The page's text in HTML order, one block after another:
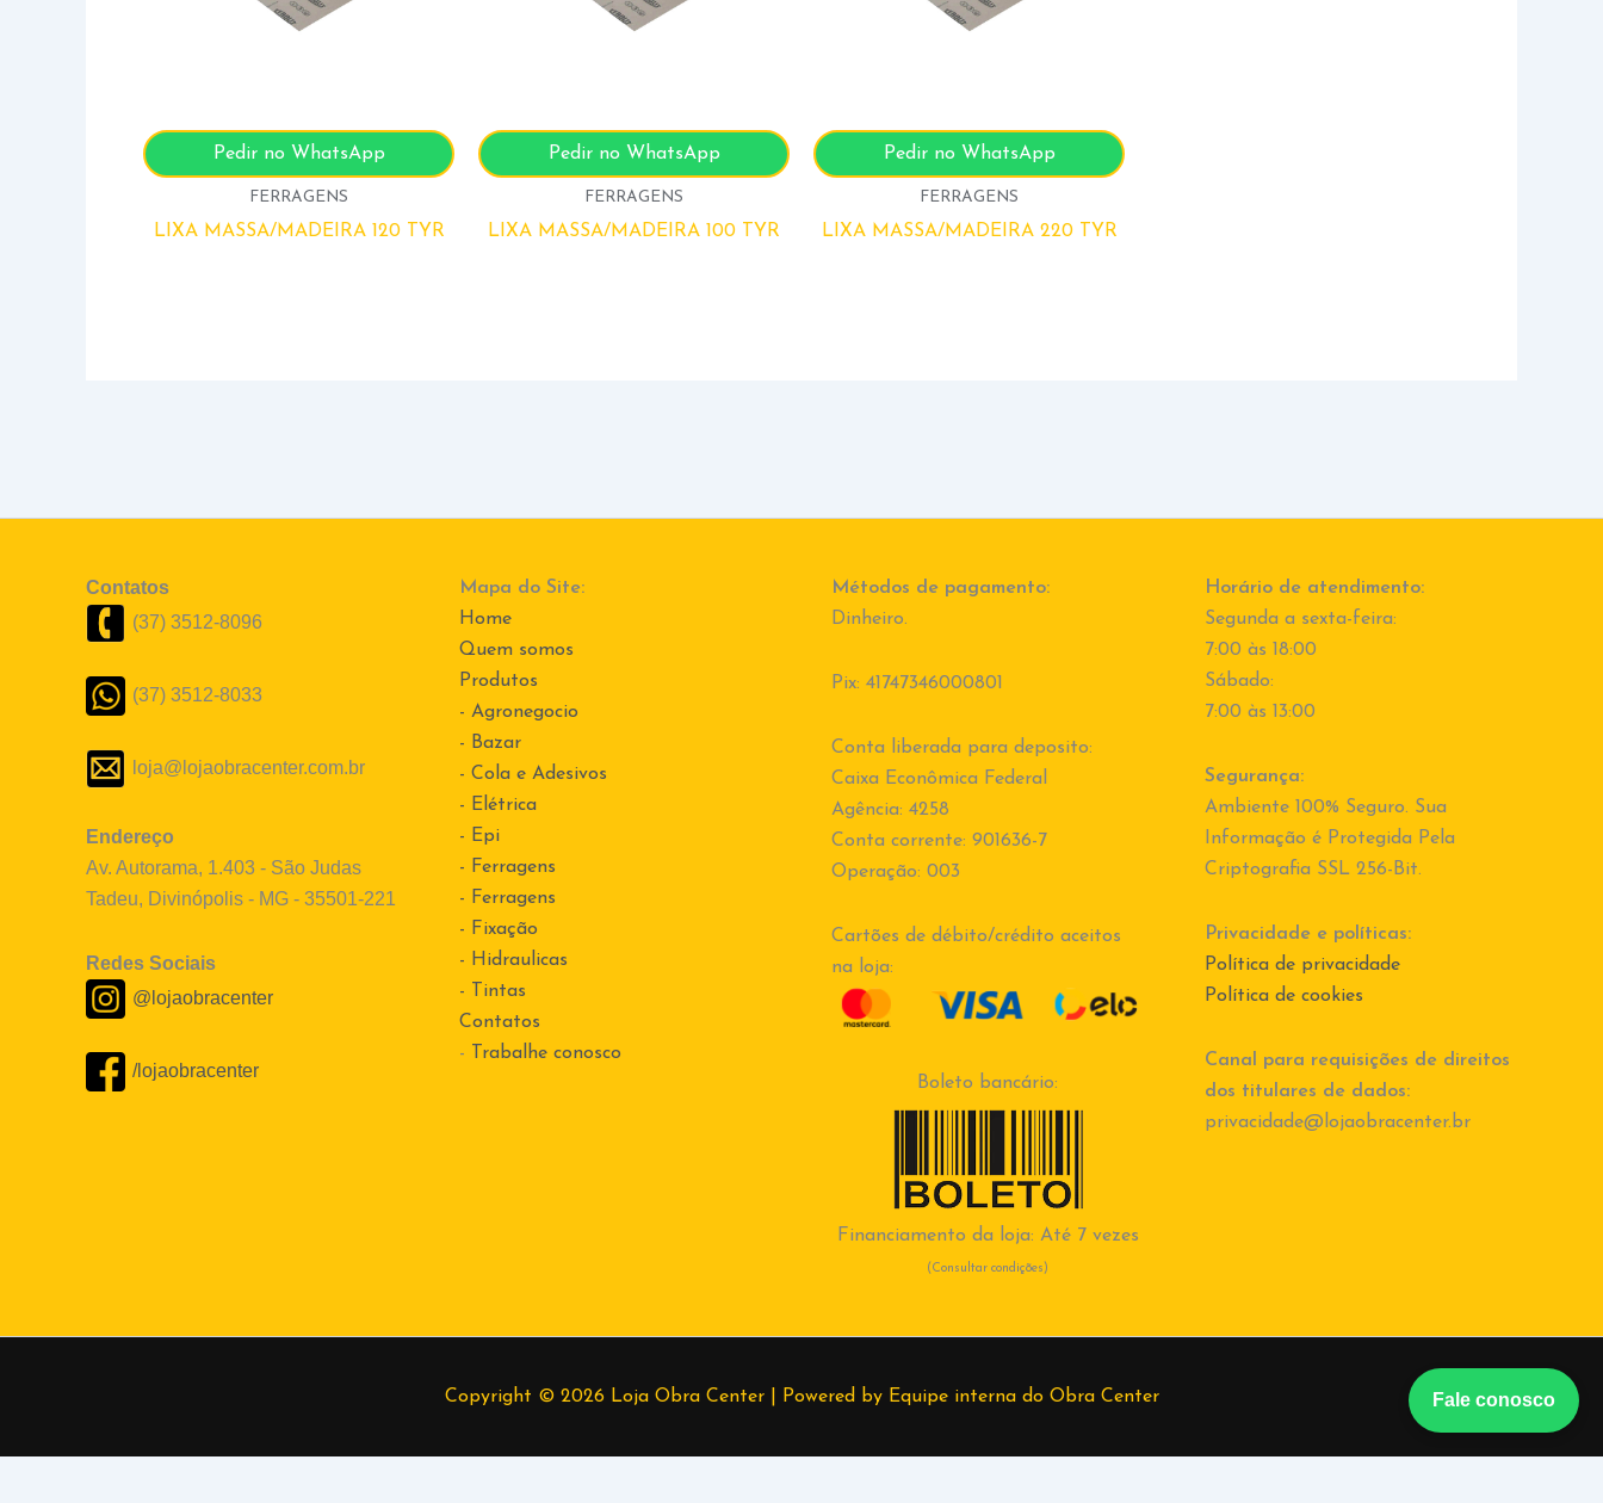
Pedir no WhatsApp
FERRAGENS
LIXA MASSA/MADEIRA 120 TYR
Pedir no WhatsApp
FERRAGENS
LIXA MASSA/MADEIRA 100 TYR
Pedir no WhatsApp
FERRAGENS
LIXA MASSA/MADEIRA 220 TYR
Contatos
(37) 3512-8096
(37) 3512-8033
loja@lojaobracenter.com.br
Endereço
Av. Autorama, 1.403 - São Judas
Tadeu, Divinópolis - MG - 35501-221
Redes Sociais
@lojaobracenter
/lojaobracenter
Mapa do Site:
Home
Quem somos
Produtos
- Agronegocio
- Bazar
- Cola e Adesivos
- Elétrica
- Epi
- Ferragens
- Ferragens
- Fixação
- Hidraulicas
- Tintas
Contatos
-
Trabalhe conosco
Métodos de pagamento:
Dinheiro.
Pix: 41747346000801
Conta liberada para deposito:
Caixa Econômica Federal
Agência: 4258
Conta corrente: 901636-7
Operação: 003
Cartões de débito/crédito aceitos
na loja:
Boleto bancário:
Financiamento da loja: Até 7 vezes
(Consultar condições)
Horário de atendimento:
Segunda a sexta-feira:
7:00 às 18:00
Sábado:
7:00 às 13:00
Segurança:
Ambiente 100% Seguro. Sua
Informação é Protegida Pela
Criptografia SSL 256-Bit.
Privacidade e políticas:
Política de privacidade
Política de cookies
Canal para requisições de direitos
dos titulares de dados:
privacidade@lojaobracenter.br
Fale conosco
Copyright © 2026 Loja Obra Center | Powered by Equipe interna do Obra Center